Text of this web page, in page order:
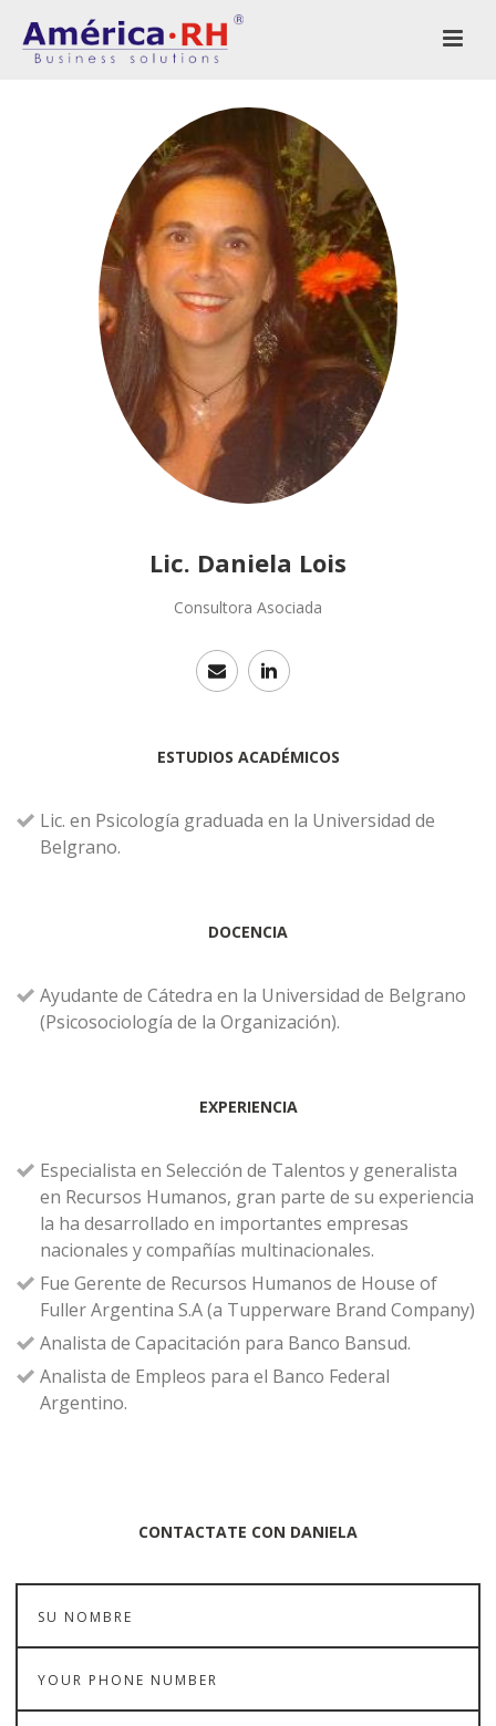
Lic. Daniela Lois
Consultora Asociada
ESTUDIOS ACADÉMICOS
Lic. en Psicología graduada en la Universidad de
Belgrano.
DOCENCIA
Ayudante de Cátedra en la Universidad de Belgrano
(Psicosociología de la Organización).
EXPERIENCIA
Especialista en Selección de Talentos y generalista
en Recursos Humanos, gran parte de su experiencia
la ha desarrollado en importantes empresas
nacionales y compañías multinacionales.
Fue Gerente de Recursos Humanos de House of
Fuller Argentina S.A (a Tupperware Brand Company)
Analista de Capacitación para Banco Bansud.
Analista de Empleos para el Banco Federal
Argentino.
CONTACTATE CON DANIELA